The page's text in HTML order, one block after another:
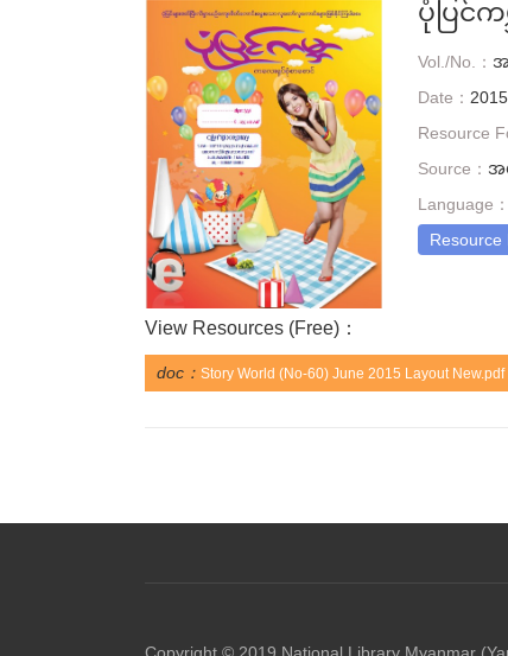
ပုံပြင်
Vol./No.：
Date： 2015
Resource
Source： အ
Language：
Resource
View Resources (Free)：
doc： Story World (No-60) June 2015 Layout New.pdf